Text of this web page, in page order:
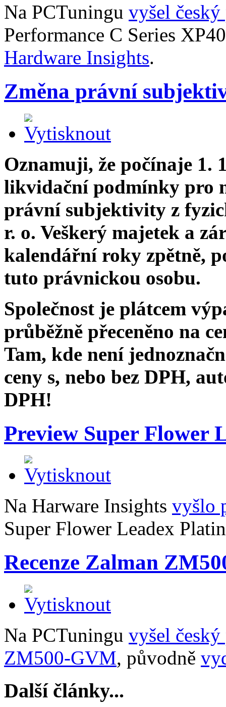
Na PCTuningu vyšel český
Performance C Series
Hardware Insights.
Změna právní
Oznamuji, že počínaje 1.
likvidační podmínky pro
právní subjektivity z
r. o. Veškerý majetek a
kalendářní roky zpětně,
tuto právnickou osobu.
Společnost je plátcem
průběžně přeceněno na
Tam, kde není
ceny s, nebo bez DPH,
DPH!
Preview Super Flower
Na Harware Insights vyšlo
Super Flower Leadex
Recenze Zalman
Na PCTuningu vyšel
ZM500-GVM, původně
Další články...